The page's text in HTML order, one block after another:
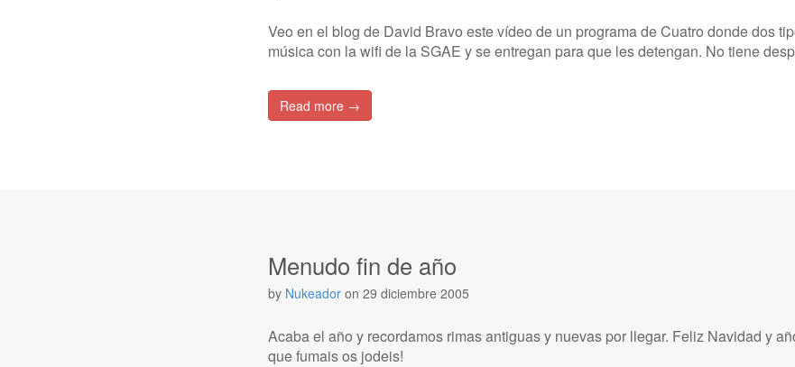
Veo en el blog de David Bravo este vídeo de un programa de Cuatro donde dos
música con la wifi de la SGAE y se entregan para que les detengan. No tiene
Read more →
Menudo fin de año
by Nukeador on 29 diciembre 2005
Acaba el año y recordamos rimas antiguas y nuevas por llegar. Feliz Navidad y
que fumais os jodeis!